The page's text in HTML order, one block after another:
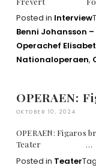
Posted in Interview
Benni Johansson
Operachef
Nationaloperaen,
OPERAEN:
OKTOBER 10, 2024
OPERAEN: Figaros
Teater …
Posted in Teater